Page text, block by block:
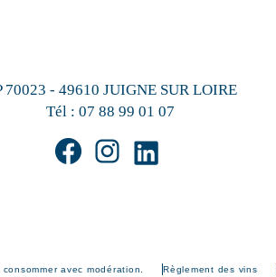
70023 - 49610 JUIGNE SUR LOIRE
Tél : 07 88 99 01 07
avec modération. Règlement des vins